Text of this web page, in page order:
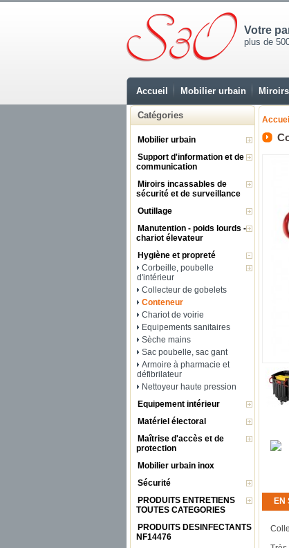
Votre
plus de
Accueil Mobilier urbain Miroirs
Catégories
Mobilier urbain
Support d'information et de
communication
Miroirs incassables de
sécurité et de surveillance
Outillage
Manutention - poids lourds -
chariot élevateur
Hygiène et propreté
Corbeille, poubelle
d'intérieur
Collecteur de gobelets
Conteneur
Chariot de voirie
Equipements sanitaires
Sèche mains
Sac poubelle, sac gant
Armoire à pharmacie et
défibrilateur
Nettoyeur haute pression
Equipement intérieur
Matériel électoral
Maîtrise d'accès et de
protection
Mobilier urbain inox
Sécurité
PRODUITS ENTRETIENS
TOUTES CATEGORIES
PRODUITS DESINFECTANTS
NF14476
Accueil
EN